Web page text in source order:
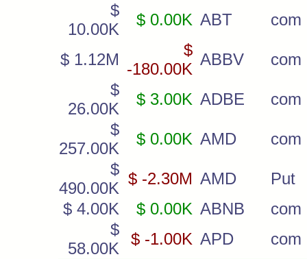
$
10.00K
$ 0.00K ABT com
$ 1.12M
$
-180.00K
ABBV
com
$
26.00K
$ 3.00K ADBE
com
$
257.00K
$ 0.00K AMD
com
$
490.00K
$ -2.30M AMD
Put
$ 4.00K
$ 0.00K ABNB
com
$
58.00K
$ -1.00K APD
com